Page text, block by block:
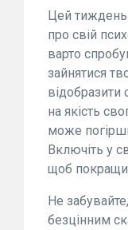
Цей тиждень
про свій
варто
зайнятися
відобразити
на якість
може
Включіть у
щоб
Не
безцінним